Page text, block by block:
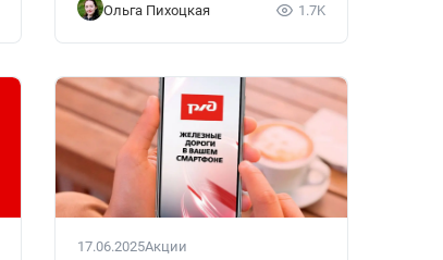
Ольга Пихоцкая 1.7K
17.06.2025Акции